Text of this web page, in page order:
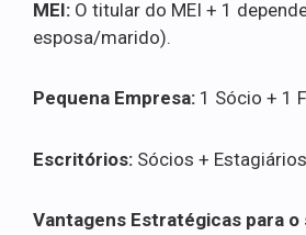
MEI: O titular do MEI + 1
esposa/marido).
Pequena Empresa: 1 Sócio + 1
Escritórios: Sócios +
Vantagens Estratégicas para o